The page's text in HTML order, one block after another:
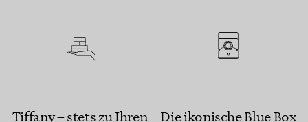
Tiffany – stets zu Ihren
Die ikonische Blue Box